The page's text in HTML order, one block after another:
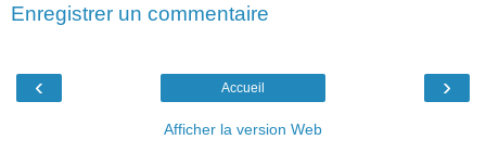
Enregistrer un commentaire
‹ ›
Accueil
Afficher la version Web